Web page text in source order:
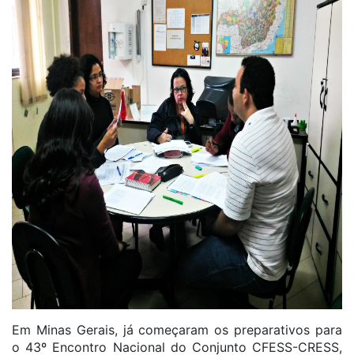
Em Minas Gerais, já começaram os preparativos para
o 43º Encontro Nacional do Conjunto CFESS-CRESS,